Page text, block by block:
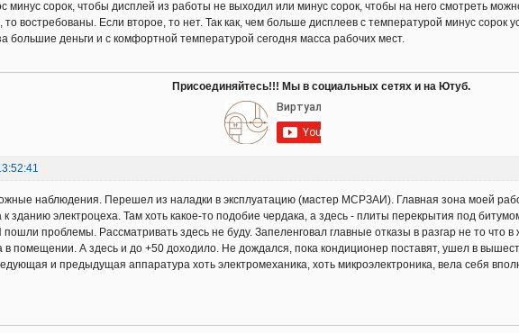
минус сорок, чтобы дисплей из работы не выходил или минус сорок, чтобы на него смотреть
то востребованы. Если второе, то нет. Так как, чем больше дисплеев с температурой минус
большие деньги и с комфортной температурой сегодня масса рабочих мест.
Присоединяйтесь!!! Мы в социальных сетях и на Ютуб.
наблюдения. Перешел из наладки в эксплуатацию (мастер МСРЗАИ). Главная зона моей
к зданию электроцеха. Там хоть какое-то подобие чердака, а здесь - плиты перекрытия под
проблемы. Рассматривать здесь не буду. Запеленговал главные отказы в разгар не то что
в помещении. А здесь и до +50 доходило. Не дождался, пока кондиционер поставят, ушел в
и предыдущая аппаратура хоть электромеханика, хоть микроэлектроника, вела себя